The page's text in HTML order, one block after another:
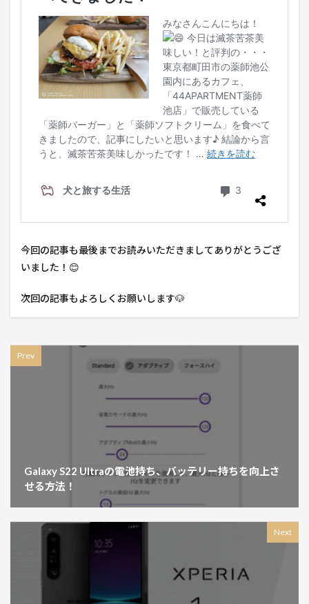
今回の記事も最後までお読みいただきましてありがとうござ
いました！😊
次回の記事もよろしくお願いします🐶
Prev
Galaxy S22 Ultraの電池持ち、バッテリー持ちを向上さ
せる方法！
Next